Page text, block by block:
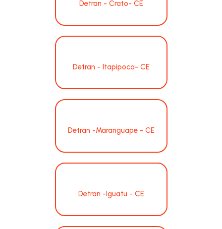
Detran - Crato- CE
Detran - Itapipoca- CE
Detran -Maranguape - CE
Detran -Iguatu - CE